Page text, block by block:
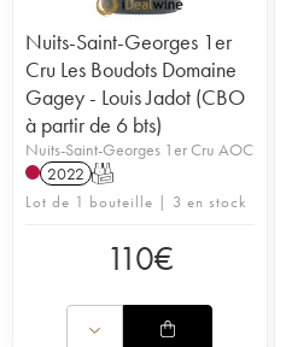
Nuits-Saint-Georges 1er
Cru Les Boudots Domaine
Gagey - Louis Jadot (CBO
à partir de 6 bts)
Nuits-Saint-Georges 1er Cru AOC
2022 T
Lot de 1 bouteille | 3 en stock
110€